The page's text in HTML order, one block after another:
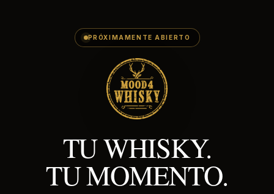
PRÓXIMAMENTE ABIERTO
TU WHISKY.
TU MOMENTO.